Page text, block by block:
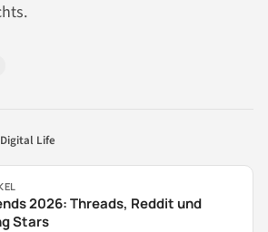
Life
2026: Threads, Reddit und
Stars